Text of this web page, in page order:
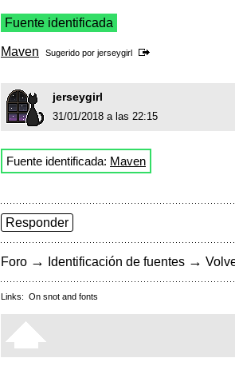
Fuente identificada
Maven Sugerido por jerseygirl
jerseygirl
31/01/2018 a las 22:15
Fuente identificada: Maven
Responder
Foro → Identificación de fuentes →
Links: On snot and fonts